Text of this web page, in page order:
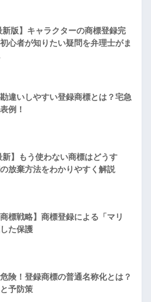
新版】キャラクターの商標登録完
心者が知りたい疑問を弁理士がま
違いしやすい登録商標とは？宅急
例！
新】もう使わない商標はどうす
放棄方法をわかりやすく解説
商標戦略】商標登録による「マリ
た保護
険！登録商標の普通名称化とは？
予防策